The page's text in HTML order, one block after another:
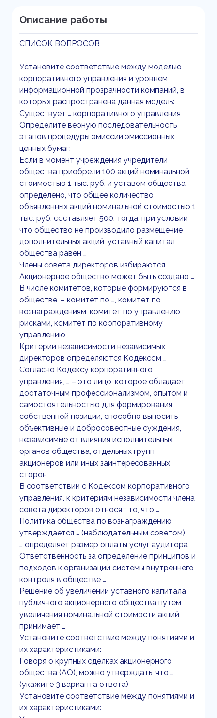
Описание работы
СПИСОК ВОПРОСОВ
Установите соответствие между моделью
корпоративного управления и уровнем
информационной прозрачности компаний, в
которых распространена данная модель:
Существует … корпоративного управления
Определите верную последовательность
этапов процедуры эмиссии эмиссионных
ценных бумаг:
Если в момент учреждения учредители
общества приобрели 100 акций номинальной
стоимостью 1 тыс. руб. и уставом общества
определено, что общее количество
объявленных акций номинальной стоимостью 1
тыс. руб. составляет 500, тогда, при условии
что общество не производило размещение
дополнительных акций, уставный капитал
общества равен …
Члены совета директоров избираются …
Акционерное общество может быть создано …
В числе комитетов, которые формируются в
обществе, – комитет по …, комитет по
вознаграждениям, комитет по управлению
рисками, комитет по корпоративному
управлению
Критерии независимости независимых
директоров определяются Кодексом …
Согласно Кодексу корпоративного
управления, … – это лицо, которое обладает
достаточным профессионализмом, опытом и
самостоятельностью для формирования
собственной позиции, способно выносить
объективные и добросовестные суждения,
независимые от влияния исполнительных
органов общества, отдельных групп
акционеров или иных заинтересованных
сторон
В соответствии с Кодексом корпоративного
управления, к критериям независимости члена
совета директоров относят то, что …
Политика общества по вознаграждению
утверждается … (наблюдательным советом)
… определяет размер оплаты услуг аудитора
Ответственность за определение принципов и
подходов к организации системы внутреннего
контроля в обществе …
Решение об увеличении уставного капитала
публичного акционерного общества путем
увеличения номинальной стоимости акций
принимает …
Установите соответствие между понятиями и
их характеристиками:
Говоря о крупных сделках акционерного
общества (АО), можно утверждать, что …
(укажите 3 варианта ответа)
Установите соответствие между понятиями и
их характеристиками: